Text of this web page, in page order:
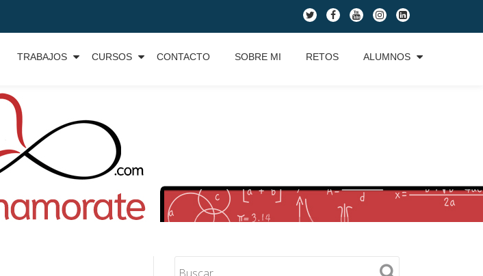
fa-
twitter
fa-
facebook
fa-
youtube
fa-
instagram
fa-
linkedin-
square
TRABAJOS CURSOS CONTACTO SOBRE MI RETOS ALUMNOS